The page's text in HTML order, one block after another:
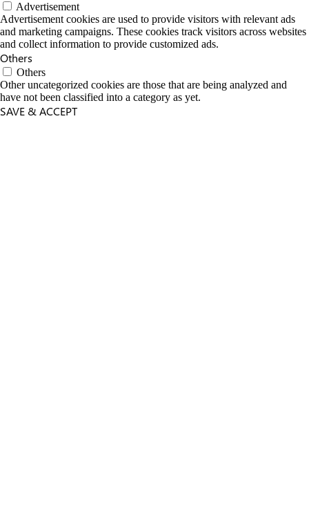
Advertisement
Advertisement cookies are used to provide visitors with relevant ads
and marketing campaigns. These cookies track visitors across websites
and collect information to provide customized ads.
Others
Others
Other uncategorized cookies are those that are being analyzed and
have not been classified into a category as yet.
SAVE & ACCEPT